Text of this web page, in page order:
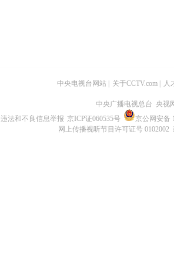
中央电视台网站 关于CCTV.com 人
中央广播电视总台 央视
违法和不良信息举报 京ICP证060535号
京公网安备
网上传播视听节目许可证号 0102002